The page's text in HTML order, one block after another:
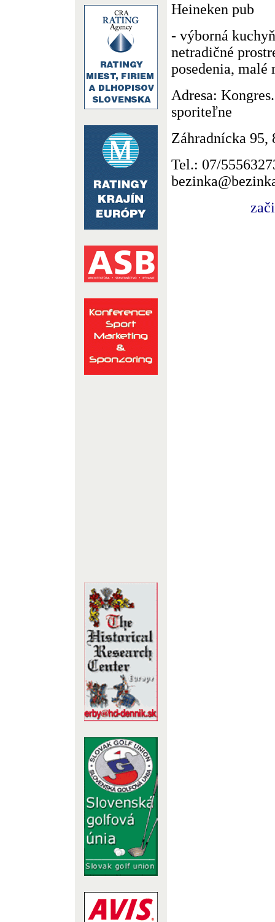
Heineken pub
- výborná
netradičné
posedenia, malé
Adresa:
sporiteľne
Záhradnícka 95,
Tel.: 07/